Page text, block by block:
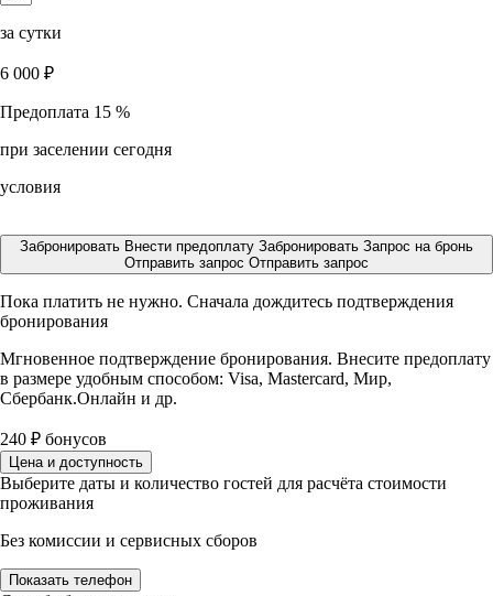
за сутки
6 000 ₽
Предоплата 15 %
при заселении сегодня
условия
Забронировать Внести предоплату Забронировать Запрос на бронь
Отправить запрос Отправить запрос
Пока платить не нужно. Сначала дождитесь подтверждения
бронирования
Мгновенное подтверждение бронирования. Внесите предоплату
в размере удобным способом: Visa, Mastercard, Мир,
Сбербанк.Онлайн и др.
240 ₽ бонусов
Цена и доступность
Выберите даты и количество гостей для расчёта стоимости
проживания
Без комиссии и сервисных сборов
Показать телефон